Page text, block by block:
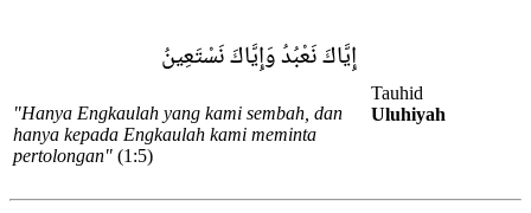
إِيَّاكَ نَعْبُدُ وَإِيَّاكَ نَسْتَعِينُ
"Hanya Engkaulah yang kami sembah, dan
hanya kepada Engkaulah kami meminta
pertolongan" (1:5)
Tauhid
Uluhiyah